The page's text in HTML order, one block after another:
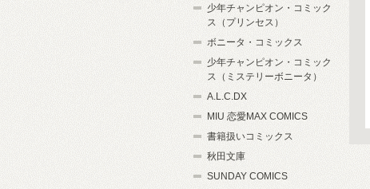
少年チャンピオン・コミック
ス（プリンセス）
ボニータ・コミックス
少年チャンピオン・コミック
ス（ミステリーボニータ）
A.L.C.DX
MIU 恋愛MAX COMICS
書籍扱いコミックス
秋田文庫
SUNDAY COMICS